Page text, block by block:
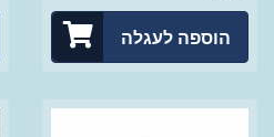
הוספה לעגלה